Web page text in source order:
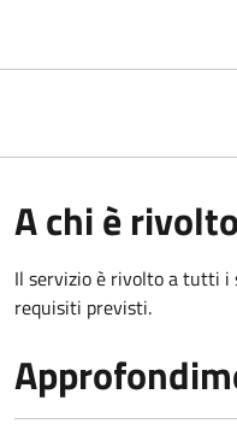
A chi è rivolto
Il servizio è rivolto a tutti i
requisiti previsti.